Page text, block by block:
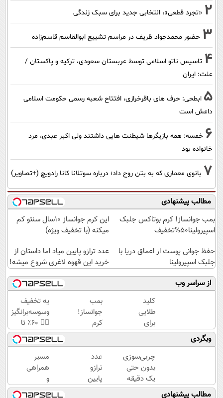
2 «تجرد قطعی»، انتخابی جدید برای سبک زندگی
3 حضور محمدجواد ظریف در مراسم تشییع ابوالقاسم قاسم‌زاده
4 تاسیس ناتو اسلامی توسط عربستان سعودی، ترکیه و پاکستان /
علت: ایران
5 ابطحی: حرف های باقرخرازی، افتتاح شعبه رسمی حکومت اسلامی
داعش است
6 خمسه: همه بازیگرها شیطنت هایی داشتند ولی اکبر عبدی، مرد
خانواده بود
7 بانوی معماری که به بتن روح داد؛ درباره سوتلانا کانا رادویچ (+تصاویر)
مطالب پیشنهادی
بمب جوانساز! کرم بوتاکس جلبک
اسپیرولینا50%تخفیف
این کرم جوانساز 10سال سنتو کم
میکنه (با تخفیف ویژه)
حفظ جوانی پوست از اعماق دریا با
جلبک اسپیرولینا
عدد ترازو پایین میاد اما داستان از
خرید این قهوه لاغری شروع میشه!
از سراسر وب
کلید
طلایی
برای
سوزاندن
چربی
های
مزاحم
بدن(60%تخفیف
تا
بمب
جوانساز!
کرم
بوتاکس
جلبک
اسپیرولینا50%تخفیف
یه تخفیف
وسوسه‌برانگیز
👈🏻 60٪ تا
امشب! با
چربیسوز
گیاهی آسون
لاغر شو
وبگردی
چربی‌سوزی
بدون حتی
یک دقیقه
ورزش!
عدد
ترازو
پایین
میاد
مسیر
همراهی
و
گزارش
مطالب پیشنهادی